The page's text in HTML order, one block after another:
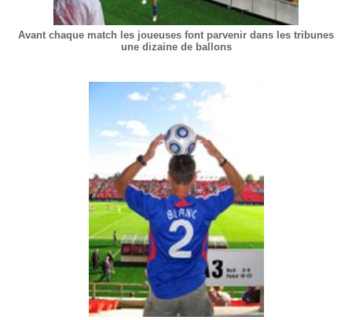
Avant chaque match les joueuses font parvenir dans les tribunes
une dizaine de ballons